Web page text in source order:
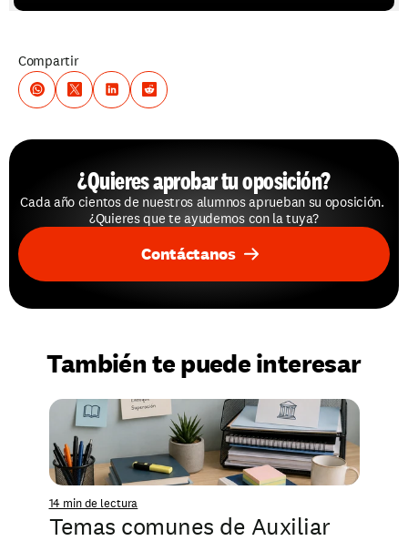
Compartir
¿Quieres aprobar tu oposición?
Cada año cientos de nuestros alumnos aprueban su oposición.
¿Quieres que te ayudemos con la tuya?
Contáctanos
También te puede interesar
14 min de lectura
Temas comunes de Auxiliar